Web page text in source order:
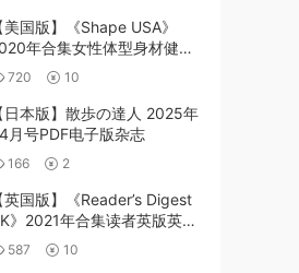
美国版】《Shape USA》
年合集女性体型身材健康
食锻炼美容方案pdf杂志（10
720 10
日本版】散歩の達人 2025年
月号PDF电子版杂志
166 2
英国版】《Reader’s Digest
》2021年合集读者英版英语
习阅读故事PDF杂志电子版
12本）
587 10